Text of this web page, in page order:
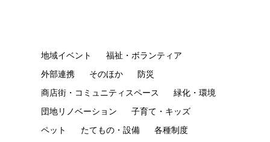
地域イベント
福祉・ボランティア
外部連携
そのほか
防災
商店街・コミュニティスペース
緑化・環境
団地リノベーション
子育て・キッズ
ペット
たてもの・設備
各種制度